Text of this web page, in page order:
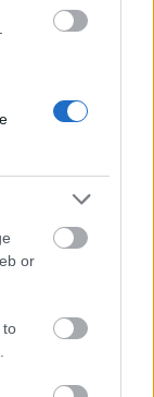
or
to
a
a STRABAG